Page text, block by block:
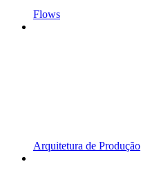
Flows
Arquitetura de Produção